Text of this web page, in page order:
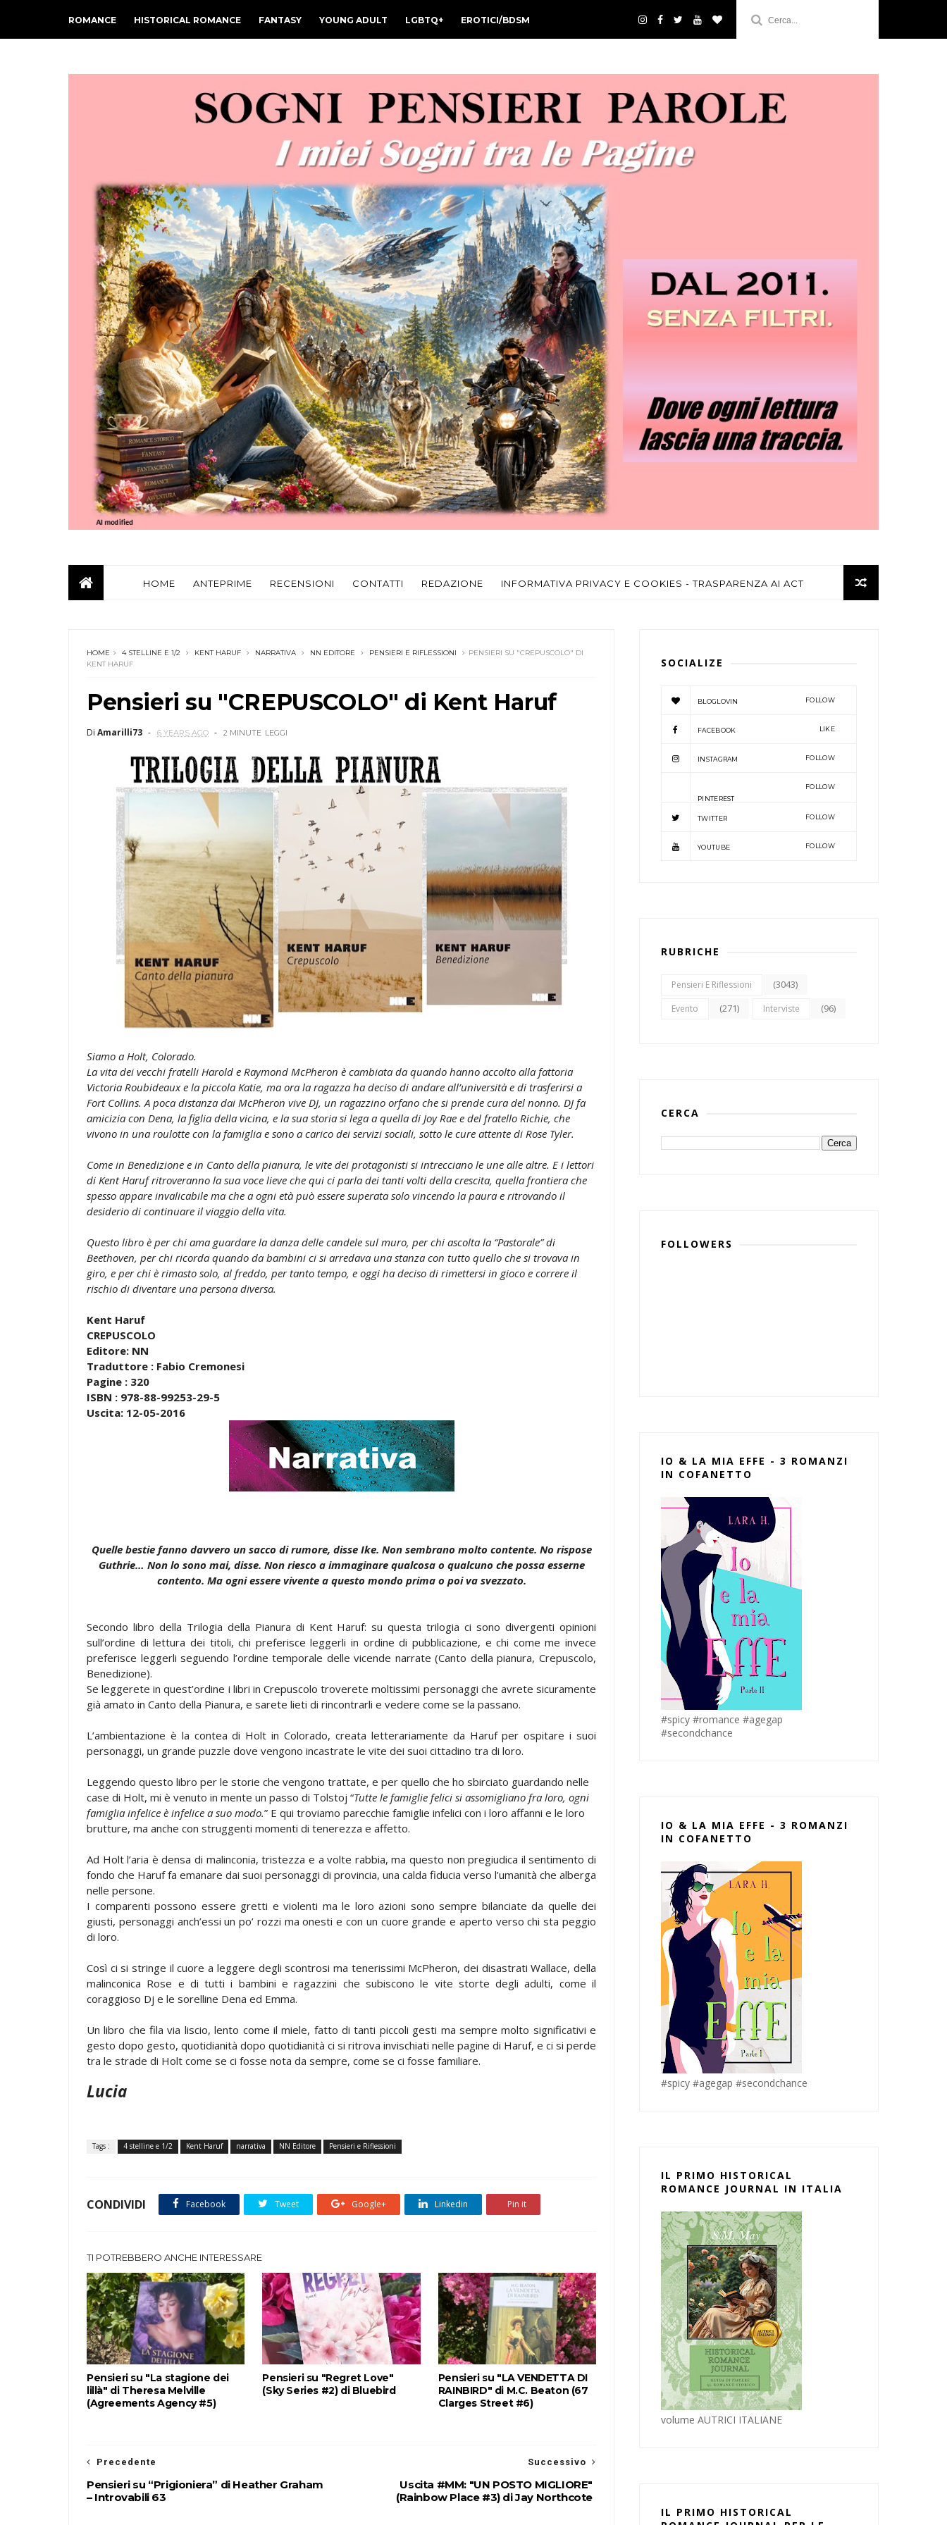
ROMANCE HISTORICAL ROMANCE FANTASY YOUNG ADULT LGBTQ+ EROTICI/BDSM
HOME ANTEPRIME RECENSIONI CONTATTI REDAZIONE INFORMATIVA PRIVACY E COOKIES - TRASPARENZA AI ACT
HOME 4 STELLINE E 1/2 KENT HARUF NARRATIVA NN EDITORE PENSIERI E RIFLESSIONI
PENSIERI SU "CREPUSCOLO" DI
KENT HARUF
Pensieri su "CREPUSCOLO" di Kent Haruf
Di Amarilli73 6 YEARS AGO 2 MINUTE LEGGI
Siamo a Holt, Colorado.
La vita dei vecchi fratelli Harold e Raymond McPheron è cambiata da quando hanno accolto alla fattoria
Victoria Roubideaux e la piccola Katie, ma ora la ragazza ha deciso di andare all’università e di trasferirsi a
Fort Collins. A poca distanza dai McPheron vive DJ, un ragazzino orfano che si prende cura del nonno. DJ fa
amicizia con Dena, la figlia della vicina, e la sua storia si lega a quella di Joy Rae e del fratello Richie, che
vivono in una roulotte con la famiglia e sono a carico dei servizi sociali, sotto le cure attente di Rose Tyler.
Come in Benedizione e in Canto della pianura, le vite dei protagonisti si intrecciano le une alle altre. E i lettori
di Kent Haruf ritroveranno la sua voce lieve che qui ci parla dei tanti volti della crescita, quella frontiera che
spesso appare invalicabile ma che a ogni età può essere superata solo vincendo la paura e ritrovando il
desiderio di continuare il viaggio della vita.
Questo libro è per chi ama guardare la danza delle candele sul muro, per chi ascolta la “Pastorale” di
Beethoven, per chi ricorda quando da bambini ci si arredava una stanza con tutto quello che si trovava in
giro, e per chi è rimasto solo, al freddo, per tanto tempo, e oggi ha deciso di rimettersi in gioco e correre il
rischio di diventare una persona diversa.
Kent Haruf
CREPUSCOLO
Editore: NN
Traduttore : Fabio Cremonesi
Pagine : 320
ISBN : 978-88-99253-29-5
Uscita: 12-05-2016
Quelle bestie fanno davvero un sacco di rumore, disse Ike. Non sembrano molto contente. No rispose
Guthrie… Non lo sono mai, disse. Non riesco a immaginare qualcosa o qualcuno che possa esserne
contento. Ma ogni essere vivente a questo mondo prima o poi va svezzato.
Secondo libro della Trilogia della Pianura di Kent Haruf: su questa trilogia ci sono divergenti opinioni
sull’ordine di lettura dei titoli, chi preferisce leggerli in ordine di pubblicazione, e chi come me invece
preferisce leggerli seguendo l’ordine temporale delle vicende narrate (Canto della pianura, Crepuscolo,
Benedizione).
Se leggerete in quest’ordine i libri in Crepuscolo troverete moltissimi personaggi che avrete sicuramente
già amato in Canto della Pianura, e sarete lieti di rincontrarli e vedere come se la passano.
L’ambientazione è la contea di Holt in Colorado, creata letterariamente da Haruf per ospitare i suoi
personaggi, un grande puzzle dove vengono incastrate le vite dei suoi cittadino tra di loro.
Leggendo questo libro per le storie che vengono trattate, e per quello che ho sbirciato guardando nelle
case di Holt, mi è venuto in mente un passo di Tolstoj “Tutte le famiglie felici si assomigliano fra loro, ogni
famiglia infelice è infelice a suo modo.” E qui troviamo parecchie famiglie infelici con i loro affanni e le loro
brutture, ma anche con struggenti momenti di tenerezza e affetto.
Ad Holt l’aria è densa di malinconia, tristezza e a volte rabbia, ma questo non pregiudica il sentimento di
fondo che Haruf fa emanare dai suoi personaggi di provincia, una calda fiducia verso l’umanità che alberga
nelle persone.
I comparenti possono essere gretti e violenti ma le loro azioni sono sempre bilanciate da quelle dei
giusti, personaggi anch’essi un po’ rozzi ma onesti e con un cuore grande e aperto verso chi sta peggio
di loro.
Così ci si stringe il cuore a leggere degli scontrosi ma tenerissimi McPheron, dei disastrati Wallace, della
malinconica Rose e di tutti i bambini e ragazzini che subiscono le vite storte degli adulti, come il
coraggioso Dj e le sorelline Dena ed Emma.
Un libro che fila via liscio, lento come il miele, fatto di tanti piccoli gesti ma sempre molto significativi e
gesto dopo gesto, quotidianità dopo quotidianità ci si ritrova invischiati nelle pagine di Haruf, e ci si perde
tra le strade di Holt come se ci fosse nota da sempre, come se ci fosse familiare.
Lucia
Tags : 4 stelline e 1/2 Kent Haruf narrativa NN Editore Pensieri e Riflessioni
CONDIVIDI Facebook Tweet Google+ Linkedin Pin it
TI POTREBBERO ANCHE INTERESSARE
Pensieri su "La stagione dei
lillà" di Theresa Melville
(Agreements Agency #5)
Pensieri su "Regret Love"
(Sky Series #2) di Bluebird
Pensieri su "LA VENDETTA DI
RAINBIRD" di M.C. Beaton (67
Clarges Street #6)
Successivo
Uscita #MM: "UN POSTO MIGLIORE"
(Rainbow Place #3) di Jay Northcote
Precedente
Pensieri su “Prigioniera” di Heather Graham
– Introvabili 63
SOCIALIZE
BLOGLOVIN FOLLOW
FACEBOOK LIKE
INSTAGRAM FOLLOW
PINTEREST
FOLLOW
TWITTER FOLLOW
YOUTUBE FOLLOW
RUBRICHE
Pensieri E Riflessioni (3043)
Evento (271) Interviste (96)
CERCA
FOLLOWERS
IO & LA MIA EFFE - 3 ROMANZI
IN COFANETTO
#spicy #romance #agegap
#secondchance
IO & LA MIA EFFE - 3 ROMANZI
IN COFANETTO
#spicy #agegap #secondchance
IL PRIMO HISTORICAL
ROMANCE JOURNAL IN ITALIA
volume AUTRICI ITALIANE
IL PRIMO HISTORICAL